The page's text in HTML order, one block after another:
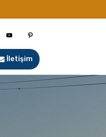
İletişim